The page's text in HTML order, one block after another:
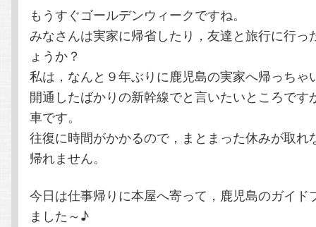
テ
ン
ツ
へ
移
動
ン
ツ
へ
移
動
もうすぐゴールデンウィークですね。
みなさんは実家に帰省したり，友達と旅行に行っ
ょうか？
私は，なんと９年ぶりに鹿児島の実家へ帰っちゃ
開通したばかりの新幹線でと言いたいところです
車です。
往復に時間がかかるので，まとまった休みが取れ
帰れません。
今日は仕事帰りに本屋へ寄って，鹿児島のガイド
ました～♪